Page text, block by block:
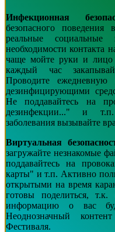
Инфекционная
безопасного
реальные
необходимости контакта
чаще мойте руки и
каждый час
Проводите
дезинфицирующими
Не поддавайтесь на
дезинфекции..." и
заболевания вызывайте
Виртуальная
загружайте незнакомые
поддавайтесь на
карты" и т.п. Активно
открытыми на время
готовы поделиться,
информацию о вас
Неоднозначный
Фестиваля.